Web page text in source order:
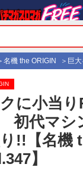
名機 the ORIGIN 巨
に小当
初代マシ
!!【名機
】